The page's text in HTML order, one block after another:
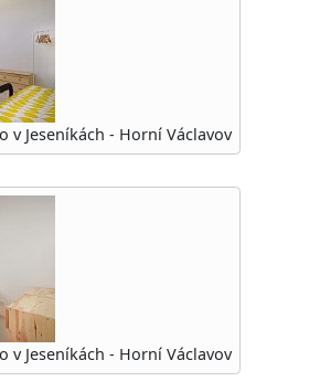
v Jeseníkách - Horní Václavov
v Jeseníkách - Horní Václavov